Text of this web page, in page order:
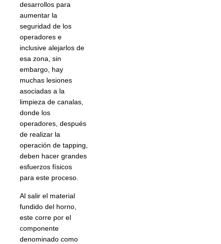
desarrollos para
aumentar la
seguridad de los
operadores e
inclusive alejarlos de
esa zona, sin
embargo, hay
muchas lesiones
asociadas a la
limpieza de canalas,
donde los
operadores, después
de realizar la
operación de tapping,
deben hacer grandes
esfuerzos físicos
para este proceso.
Al salir el material
fundido del horno,
este corre por el
componente
denominado como